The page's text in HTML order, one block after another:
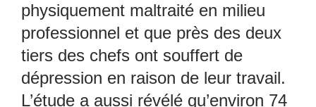
physiquement maltraité en milieu
professionnel et que près des deux
tiers des chefs ont souffert de
dépression en raison de leur travail.
L’étude a aussi révélé qu’environ 74